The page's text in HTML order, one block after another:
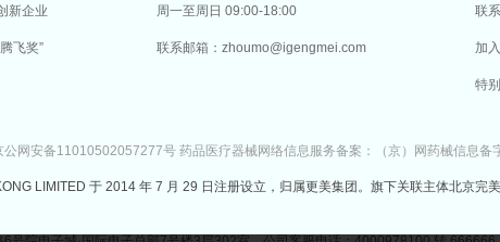
新企业
飞奖”
周一至周日 09:00-18:00
联系邮箱：zhoumo@igengmei.com
联
加
特
公网安备11010502057277号 药品医疗器械网络信息服务备案：（京）网药械信息备
LIMITED 于 2014 年 7 月 29 日注册设立，归属更美集团。旗下关联主体北京